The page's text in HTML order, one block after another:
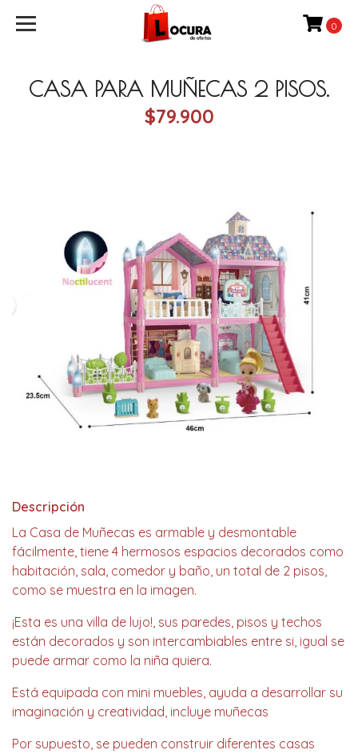
0
CASA PARA MUÑECAS 2 PISOS.
$79.900
Descripción
La Casa de Muñecas es armable y desmontable
fácilmente, tiene 4 hermosos espacios decorados como
habitación, sala, comedor y baño, un total de 2 pisos,
como se muestra en la imagen.
¡Esta es una villa de lujo!, sus paredes, pisos y techos
están decorados y son intercambiables entre si, igual se
puede armar como la niña quiera.
Está equipada con mini muebles, ayuda a desarrollar su
imaginación y creatividad, incluye muñecas
Por supuesto, se pueden construir diferentes casas